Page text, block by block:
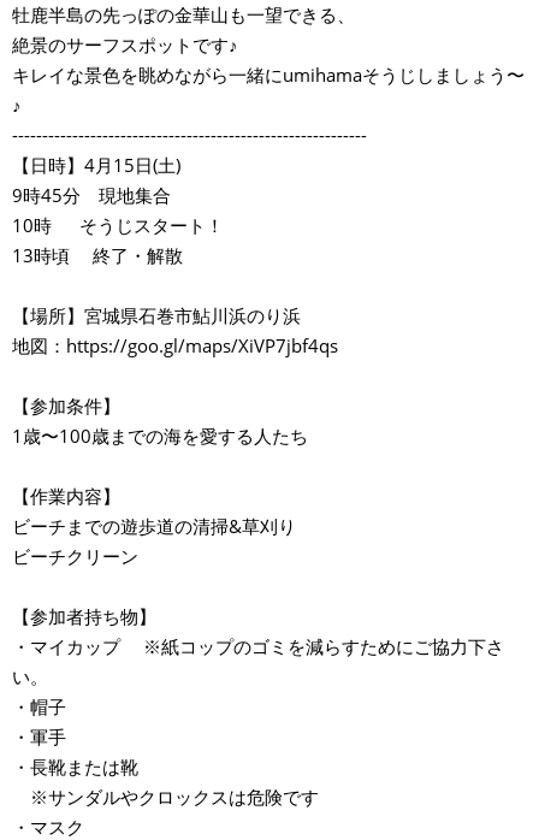
牡鹿半島の先っぽの金華山も一望できる、
絶景のサーフスポットです♪
キレイな景色を眺めながら一緒にumihamaそうじしましょう〜
♪
-----------------------------------------------------------
【日時】4月15日(土)
9時45分 現地集合
10時 そうじスタート！
13時頃 終了・解散
【場所】宮城県石巻市鮎川浜のり浜
地図：https://goo.gl/maps/XiVP7jbf4qs
【参加条件】
1歳〜100歳までの海を愛する人たち
【作業内容】
ビーチまでの遊歩道の清掃&草刈り
ビーチクリーン
【参加者持ち物】
・マイカップ ※紙コップのゴミを減らすためにご協力下さ
い。
・帽子
・軍手
・長靴または靴
※サンダルやクロックスは危険です
・マスク